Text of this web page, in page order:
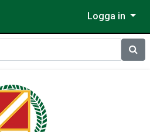
Logga in
Sök